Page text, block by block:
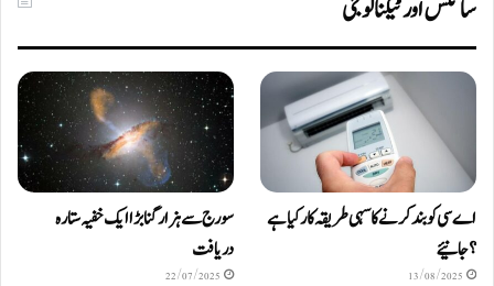
سائنس اور ٹیکنالوجی
اے سی کو بند کرنے کا سہی طریقہ کار کیا ہے
؟ جانیئے
13/08/2025
سورج سے ہزار گنا بڑا ایک خفیہ ستارہ
دریافت
22/07/2025